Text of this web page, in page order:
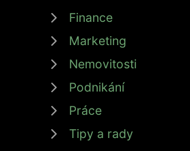
Finance
Marketing
Nemovitosti
Podnikání
Práce
Tipy a rady